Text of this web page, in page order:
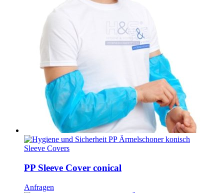
Sleeve Covers
PP Sleeve Cover conical
Anfragen